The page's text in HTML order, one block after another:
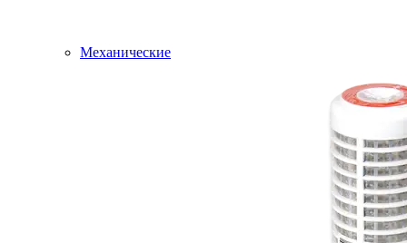
Механические